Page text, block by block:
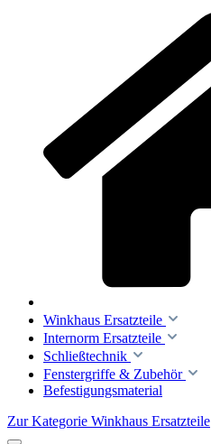
Winkhaus Ersatzteile
Internorm Ersatzteile
Schließtechnik
Fenstergriffe & Zubehör
Befestigungsmaterial
Zur Kategorie Winkhaus Ersatzteile